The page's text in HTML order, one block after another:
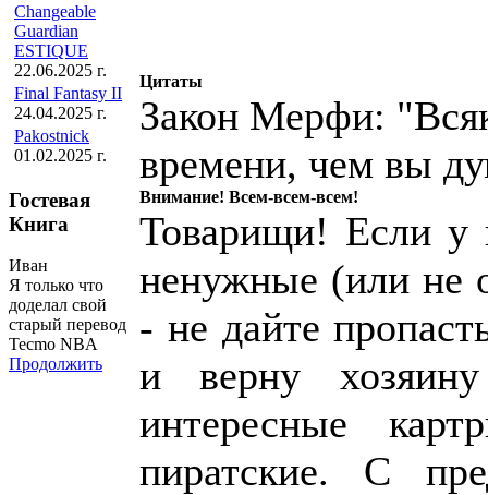
Changeable
Guardian
ESTIQUE
22.06.2025 г.
Final Fantasy II
24.04.2025 г.
Pakostnick
01.02.2025 г.
Гостевая
Книга
Иван
Я только что
доделал свой
старый перевод
Tecmo NBA
Продолжить
Цитаты
Закон Мерфи:
времени, чем вы
Внимание! Всем-всем-всем!
Товарищи! Если у
ненужные (или не
- не дайте
и верну
интересные
пиратские. С